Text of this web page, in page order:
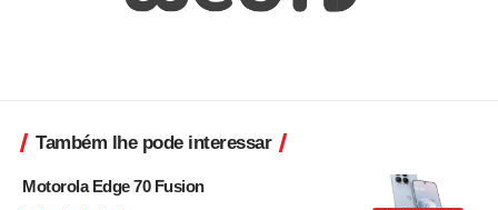
Também lhe pode interessar
Motorola Edge 70 Fusion